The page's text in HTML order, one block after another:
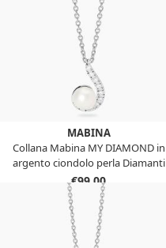
MABINA
Collana Mabina MY DIAMOND in
argento ciondolo perla Diamanti
lab-grown 553924
€99,00